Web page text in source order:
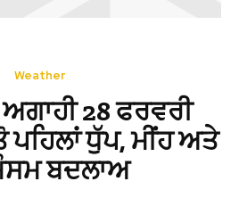
Weather
28 ਫਰਵਰੀ
ਪਹਿਲਾਂ ਧੁੱਪ, ਮੀਂਹ ਅਤੇ
ਬਦਲਾਅ